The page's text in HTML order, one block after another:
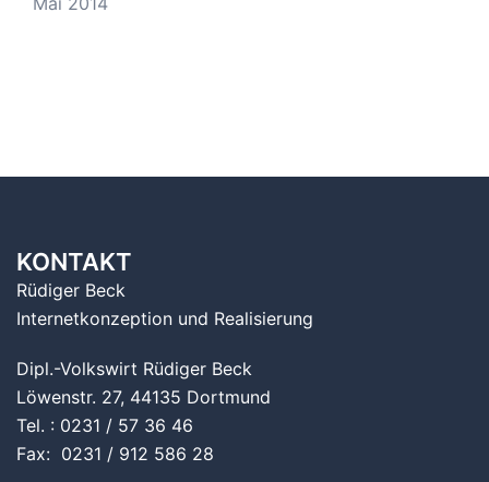
KONTAKT
Rüdiger Beck
Internetkonzeption und Realisierung
Dipl.-Volkswirt Rüdiger Beck
Löwenstr. 27, 44135 Dortmund
Tel. : 0231 / 57 36 46
Fax: 0231 / 912 586 28